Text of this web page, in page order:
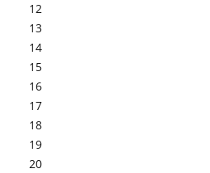
12
13
14
15
16
17
18
19
20